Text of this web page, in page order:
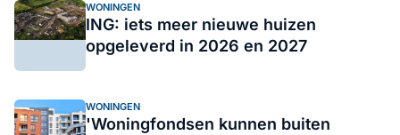
WONINGEN
ING: iets meer nieuwe huizen
opgeleverd in 2026 en 2027
WONINGEN
'Woningfondsen kunnen buiten